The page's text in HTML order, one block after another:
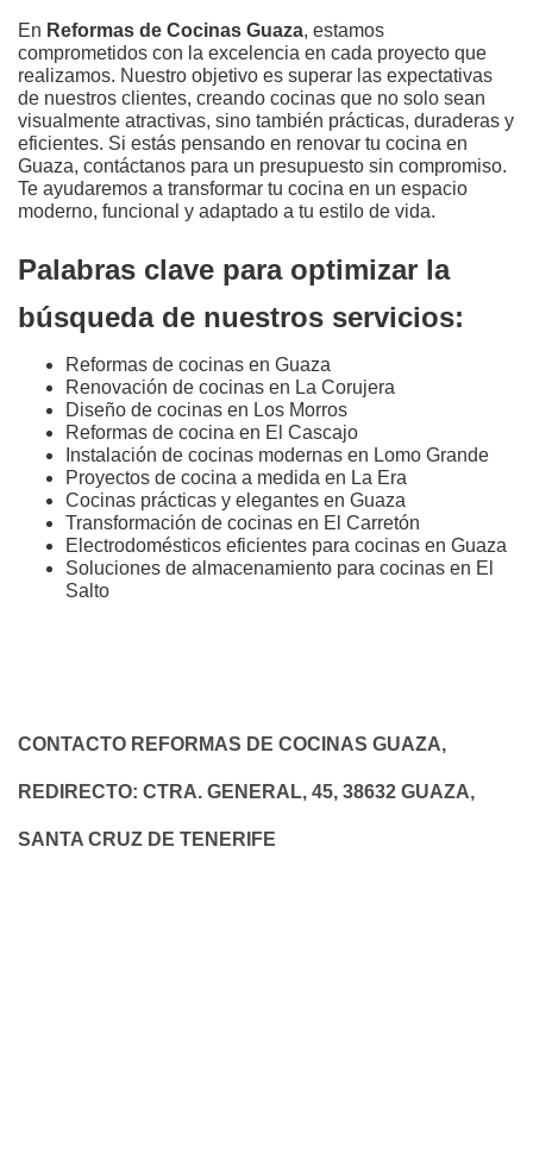
En Reformas de Cocinas Guaza, estamos
comprometidos con la excelencia en cada proyecto que
realizamos. Nuestro objetivo es superar las expectativas
de nuestros clientes, creando cocinas que no solo sean
visualmente atractivas, sino también prácticas, duraderas y
eficientes. Si estás pensando en renovar tu cocina en
Guaza, contáctanos para un presupuesto sin compromiso.
Te ayudaremos a transformar tu cocina en un espacio
moderno, funcional y adaptado a tu estilo de vida.
Palabras clave para optimizar la
búsqueda de nuestros servicios:
Reformas de cocinas en Guaza
Renovación de cocinas en La Corujera
Diseño de cocinas en Los Morros
Reformas de cocina en El Cascajo
Instalación de cocinas modernas en Lomo Grande
Proyectos de cocina a medida en La Era
Cocinas prácticas y elegantes en Guaza
Transformación de cocinas en El Carretón
Electrodomésticos eficientes para cocinas en Guaza
Soluciones de almacenamiento para cocinas en El
Salto
CONTACTO REFORMAS DE COCINAS GUAZA,
REDIRECTO: CTRA. GENERAL, 45, 38632 GUAZA,
SANTA CRUZ DE TENERIFE